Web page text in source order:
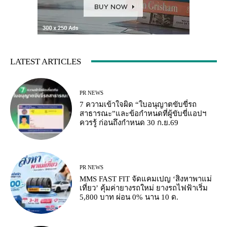
LATEST ARTICLES
PR NEWS
7 ความเข้าใจผิด “ใบอนุญาตขับขี่รถ
สาธารณะ”และข้อกำหนดที่ผู้ขับขี่แอปฯ
ควรรู้ ก่อนถึงกำหนด 30 ก.ย.69
PR NEWS
MMS FAST FIT จัดแคมเปญ ‘สิงหาพาแม่
เที่ยว’ คุ้มค่ายางรถใหม่ ยางรถไฟฟ้าเริ่ม
5,800 บาท ผ่อน 0% นาน 10 ด.